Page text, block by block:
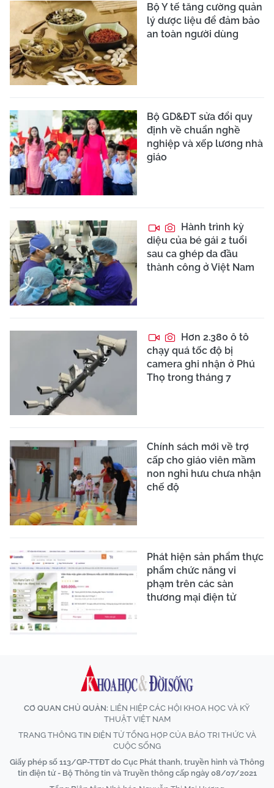
Bộ Y tế tăng cường quản
lý dược liệu để đảm bảo
an toàn người dùng
Bộ GD&ĐT sửa đổi quy
định về chuẩn nghề
nghiệp và xếp lương nhà
giáo
Hành trình kỳ
diệu của bé gái 2 tuổi
sau ca ghép da đầu
thành công ở Việt Nam
Hơn 2.380 ô tô
chạy quá tốc độ bị
camera ghi nhận ở Phú
Thọ trong tháng 7
Chính sách mới về trợ
cấp cho giáo viên mầm
non nghỉ hưu chưa nhận
chế độ
Phát hiện sản phẩm thực
phẩm chức năng vi
phạm trên các sàn
thương mại điện tử
CƠ QUAN CHỦ QUẢN: LIÊN HIỆP CÁC HỘI KHOA HỌC VÀ KỸ
THUẬT VIỆT NAM
TRANG THÔNG TIN ĐIỆN TỬ TỔNG HỢP CỦA BÁO TRI THỨC VÀ
CUỘC SỐNG
Giấy phép số 113/GP-TTĐT do Cục Phát thanh, truyền hình và Thông
tin điện tử - Bộ Thông tin và Truyền thông cấp ngày 08/07/2021